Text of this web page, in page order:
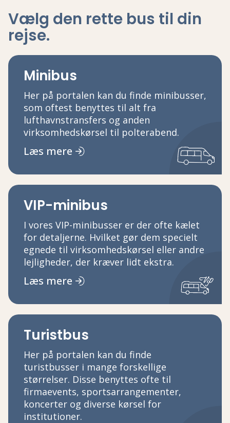
Vælg den rette bus til din
rejse.
Minibus
Her på portalen kan du finde minibusser,
som oftest benyttes til alt fra
lufthavnstransfers og anden
virksomhedskørsel til polterabend.
Læs mere
VIP-minibus
I vores VIP-minibusser er der ofte kælet
for detaljerne. Hvilket gør dem specielt
egnede til virksomhedskørsel eller andre
lejligheder, der kræver lidt ekstra.
Læs mere
Turistbus
Her på portalen kan du finde
turistbusser i mange forskellige
størrelser. Disse benyttes ofte til
firmaevents, sportsarrangementer,
koncerter og diverse kørsel for
institutioner.